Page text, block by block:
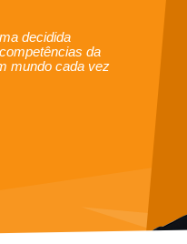
decidida
da
mundo cada vez